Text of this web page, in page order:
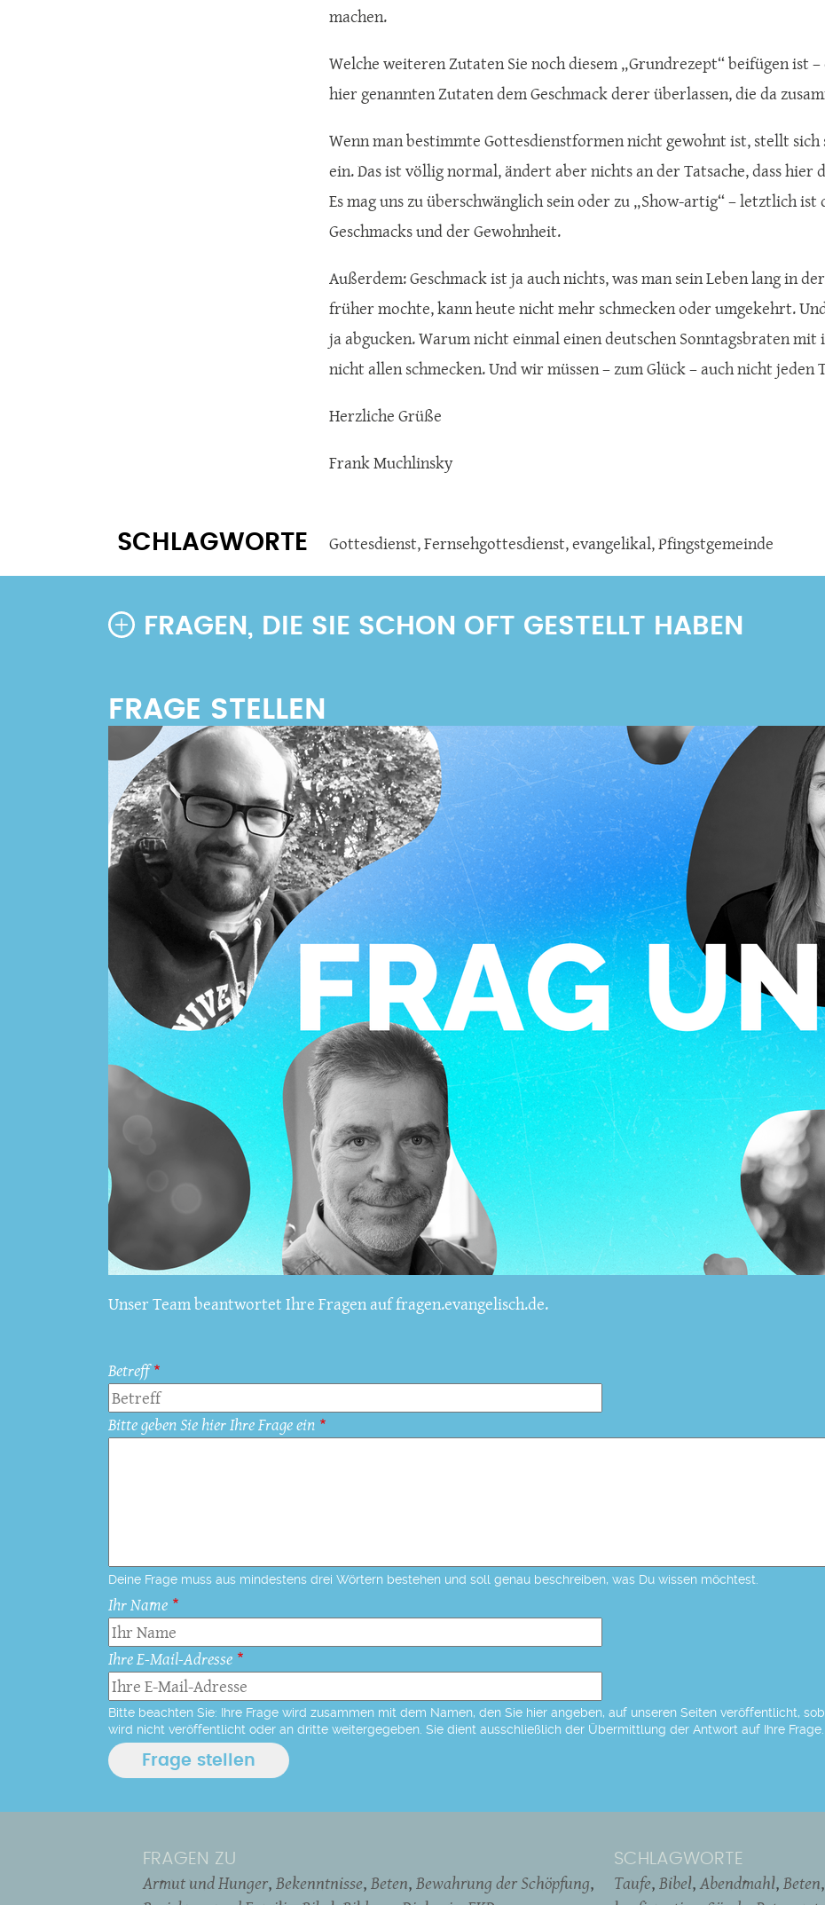
machen.
Welche weiteren Zutaten Sie noch diesem „Grundrezept“ beifügen ist
hier genannten Zutaten dem Geschmack derer überlassen, die da
Wenn man bestimmte Gottesdienstformen nicht gewohnt ist, stellt
ein. Das ist völlig normal, ändert aber nichts an der Tatsache, dass
Es mag uns zu überschwänglich sein oder zu „Show-artig“ – letztlich ist
Geschmacks und der Gewohnheit.
Außerdem: Geschmack ist ja auch nichts, was man sein Leben lang in
früher mochte, kann heute nicht mehr schmecken oder umgekehrt.
ja abgucken. Warum nicht einmal einen deutschen Sonntagsbraten mit
nicht allen schmecken. Und wir müssen – zum Glück – auch nicht jeden
Herzliche Grüße
Frank Muchlinsky
SCHLAGWORTE Gottesdienst,Fernsehgottesdienst,evangelikal,Pfingstgemeinde
FRAGEN, DIE SIE SCHON OFT GESTELLT HABEN
Unser Team beantwortet Ihre Fragen auf fragen.evangelisch.de.
Betreff
Bitte geben Sie hier Ihre Frage ein
Deine Frage muss aus mindestens drei Wörtern bestehen und soll genau beschreiben, was Du wissen möchtest.
Ihr Name
Ihre E-Mail-Adresse
Bitte beachten Sie: Ihre Frage wird zusammen mit dem Namen, den Sie hier angeben, auf unseren Seiten veröffentlicht,
wird nicht veröffentlicht oder an dritte weitergegeben. Sie dient ausschließlich der Übermittlung der Antwort auf Ihre Frage.
FRAGEN ZU
Armut und Hunger Bekenntnisse Beten Bewahrung der Schöpfung
SCHLAGWORTE
Taufe Bibel Abendmahl Beten